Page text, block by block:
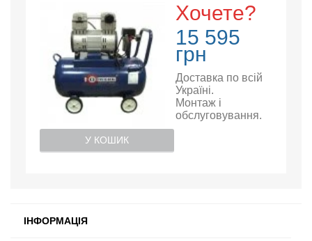
Хочете?
15 595
грн
Доставка по всій
Україні.
Монтаж і
обслуговування.
У КОШИК
ІНФОРМАЦІЯ